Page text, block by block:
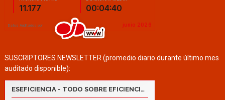
SUSCRIPTORES NEWSLETTER (promedio diario durante último mes
auditado disponible):